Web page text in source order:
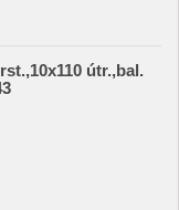
útr.,bal.